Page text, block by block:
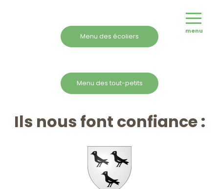
Menu des écoliers
Menu des tout-petits
menu
Ils nous font confiance :